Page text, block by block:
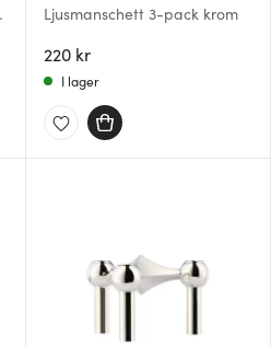
Ljusmanschett 3-pack krom
220 kr
I lager